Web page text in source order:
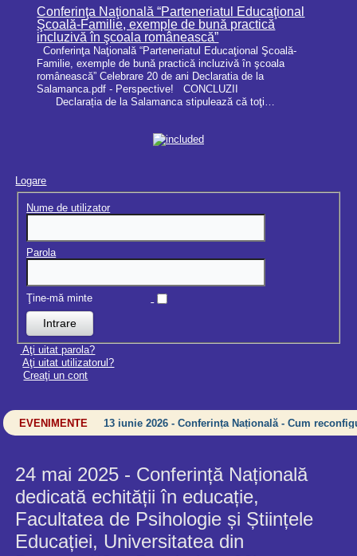
Conferinţa Naţională “Parteneriatul Educaţional
Şcoală-Familie, exemple de bună practică
incluzivă în şcoala românească”
Conferinţa Naţională “Parteneriatul Educaţional Şcoală-
Familie, exemple de bună practică incluzivă în şcoala
românească” Celebrare 20 de ani Declaratia de la
Salamanca.pdf - Perspective! CONCLUZII
Declarația de la Salamanca stipulează că toţi…
Logare
Nume de utilizator
Parola
Ţine-mă minte
Aţi uitat parola?
Aţi uitat utilizatorul?
Creaţi un cont
EVENIMENTE 13 iunie 2026 - Conferința Națională - Cum
24 mai 2025 - Conferință Națională
dedicată echității în educație,
Facultatea de Psihologie și Științele
Educației, Universitatea din